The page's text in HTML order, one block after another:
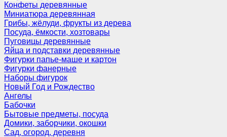
Конфеты деревянные
Миниатюра деревянная
Грибы, жёлуди, фрукты из дерева
Посуда, ёмкости, хозтовары
Пуговицы деревянные
Яйца и подставки деревянные
Фигурки папье-маше и картон
Фигурки фанерные
Наборы фигурок
Новый Год и Рождество
Ангелы
Бабочки
Бытовые предметы, посуда
Домики, заборчики, окошки
Сад, огород, деревня